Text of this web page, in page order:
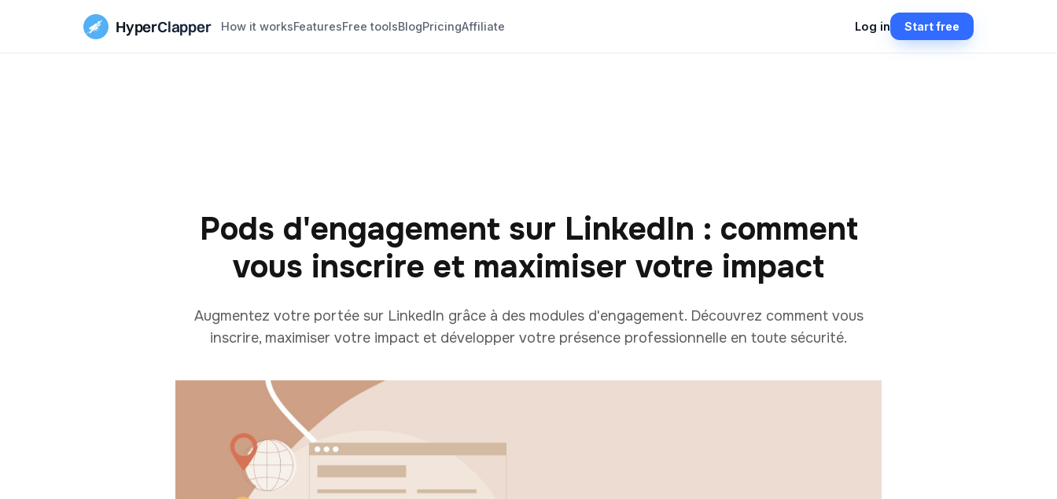
HyperClapper How it worksFeaturesFree toolsBlogPricingAffiliate Log in Start free
Pods d'engagement sur LinkedIn : comment
vous inscrire et maximiser votre impact
Augmentez votre portée sur LinkedIn grâce à des modules d'engagement. Découvrez comment vous
inscrire, maximiser votre impact et développer votre présence professionnelle en toute sécurité.